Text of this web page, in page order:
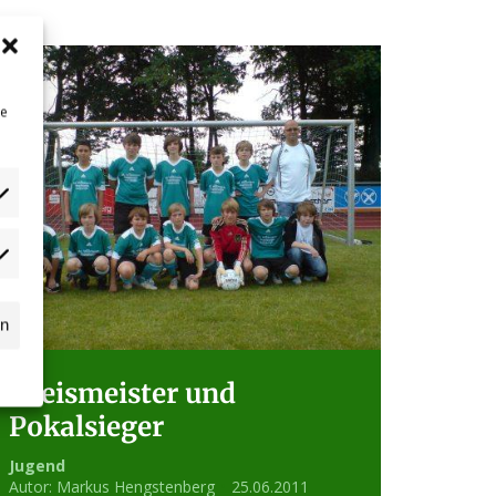
Kreismeister und
Pokalsieger
Jugend
Autor: Markus Hengstenberg 25.06.2011